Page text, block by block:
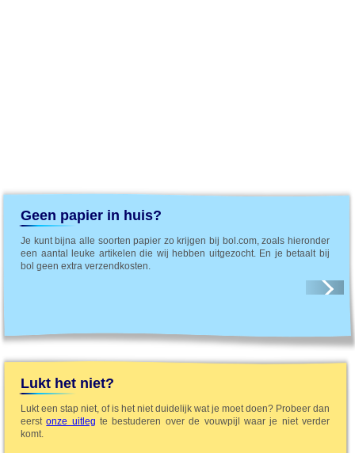
Geen papier in huis?
Je kunt bijna alle soorten papier zo krijgen bij bol.com, zoals hieronder
een aantal leuke artikelen die wij hebben uitgezocht. En je betaalt bij
bol geen extra verzendkosten.
Lukt het niet?
Lukt een stap niet, of is het niet duidelijk wat je moet doen? Probeer dan
eerstonze uitleg te bestuderen over de vouwpijl waar je niet verder
komt.